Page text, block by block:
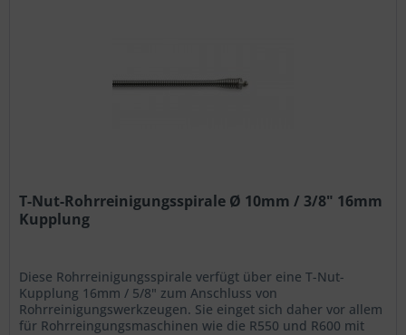
T-Nut-Rohrreinigungsspirale Ø 10mm / 3/8" 16mm
Kupplung
Diese Rohrreinigungsspirale verfügt über eine T-Nut-
Kupplung 16mm / 5/8" zum Anschluss von
Rohrreinigungswerkzeugen. Sie einget sich daher vor allem
für Rohrreingungsmaschinen wie die R550 und R600 mit